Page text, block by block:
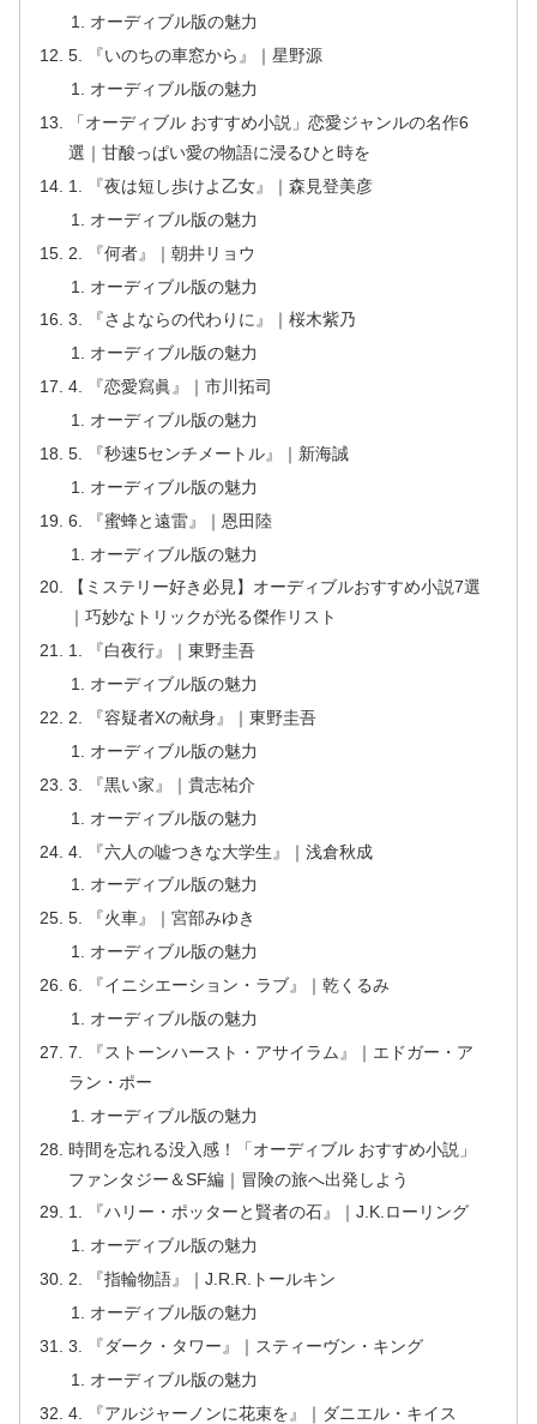
オーディブル版の魅力
5. 『いのちの車窓から』｜星野源
オーディブル版の魅力
「オーディブル おすすめ小説」恋愛ジャンルの名作6
選｜甘酸っぱい愛の物語に浸るひと時を
1. 『夜は短し歩けよ乙女』｜森見登美彦
オーディブル版の魅力
2. 『何者』｜朝井リョウ
オーディブル版の魅力
3. 『さよならの代わりに』｜桜木紫乃
オーディブル版の魅力
4. 『恋愛寫眞』｜市川拓司
オーディブル版の魅力
5. 『秒速5センチメートル』｜新海誠
オーディブル版の魅力
6. 『蜜蜂と遠雷』｜恩田陸
オーディブル版の魅力
【ミステリー好き必見】オーディブルおすすめ小説7選
｜巧妙なトリックが光る傑作リスト
1. 『白夜行』｜東野圭吾
オーディブル版の魅力
2. 『容疑者Xの献身』｜東野圭吾
オーディブル版の魅力
3. 『黒い家』｜貴志祐介
オーディブル版の魅力
4. 『六人の嘘つきな大学生』｜浅倉秋成
オーディブル版の魅力
5. 『火車』｜宮部みゆき
オーディブル版の魅力
6. 『イニシエーション・ラブ』｜乾くるみ
オーディブル版の魅力
7. 『ストーンハースト・アサイラム』｜エドガー・ア
ラン・ポー
オーディブル版の魅力
時間を忘れる没入感！「オーディブル おすすめ小説」
ファンタジー＆SF編｜冒険の旅へ出発しよう
1. 『ハリー・ポッターと賢者の石』｜J.K.ローリング
オーディブル版の魅力
2. 『指輪物語』｜J.R.R.トールキン
オーディブル版の魅力
3. 『ダーク・タワー』｜スティーヴン・キング
オーディブル版の魅力
4. 『アルジャーノンに花束を』｜ダニエル・キイス